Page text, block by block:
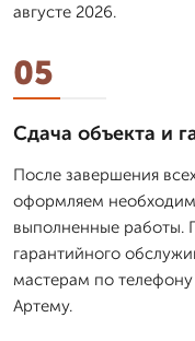
августе 2026.
05
Сдача объекта и
После завершения
оформляем
выполненные работы.
гарантийного
мастерам по
Артему.